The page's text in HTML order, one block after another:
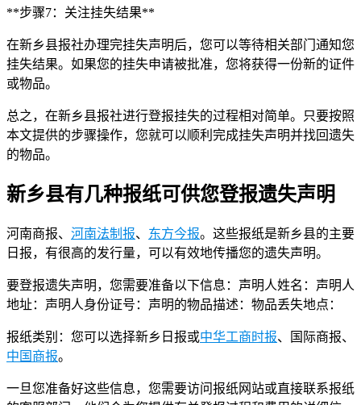
**步骤7：关注挂失结果**
在新乡县报社办理完挂失声明后，您可以等待相关部门通知您
挂失结果。如果您的挂失申请被批准，您将获得一份新的证件
或物品。
总之，在新乡县报社进行登报挂失的过程相对简单。只要按照
本文提供的步骤操作，您就可以顺利完成挂失声明并找回遗失
的物品。
新乡县有几种报纸可供您登报遗失声明
河南商报、 河南法制报、 东方今报。这些报纸是新乡县的主要
日报，有很高的发行量，可以有效地传播您的遗失声明。
要登报遗失声明，您需要准备以下信息：声明人姓名：声明人
地址：声明人身份证号：声明的物品描述：物品丢失地点：
报纸类别：您可以选择新乡日报或中华工商时报、国际商报、
中国商报。
一旦您准备好这些信息，您需要访问报纸网站或直接联系报纸